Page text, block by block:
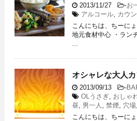
2013/11/27 -お
アルコール, カウ
こんにちは、ちーに
地元食材中心 ・ラン
...
オシャレな大人
2013/09/13 -
OLうさぎ, おしゃ
昼, 男一人 , 禁煙, 穴場,
こんにちは、ちーに